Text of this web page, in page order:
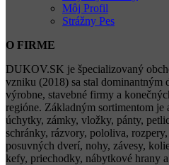
Môj Profil
Strážny Pes
O FIRME
DUKOV.SK je špecializovaný
vzniku (2018) sa stal dominantným
výrobne, stavebné firmy a
regióne. Základným sortimentom
úchytky, zámky, vložky, pánty,
schránky, rázvory, pololiva,
posuvných dverí, nohy, závesy,
kefy, priechodky, nábytkové hrany